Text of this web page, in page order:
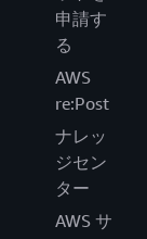
申請す
る
AWS
re:Post
ナレッ
ジセン
ター
AWS サ